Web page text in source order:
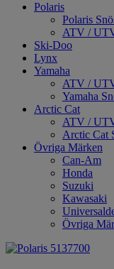
Polaris
Polaris
ATV /
Ski-Doo
Lynx
Yamaha
ATV /
Yamaha
Arctic Cat
ATV /
Arctic Cat
Övriga Märken
Can-Am
Honda
Suzuki
Kawasaki
Övriga